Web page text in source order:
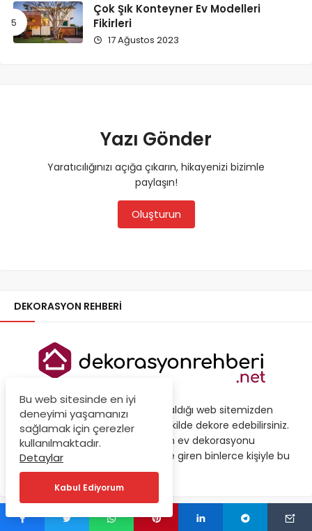
Çok Şık Konteyner Ev Modelleri
Fikirleri
17 Ağustos 2023
Yazı Gönder
Yaratıcılığınızı açığa çıkarın, hikayenizi bizimle
paylaşın!
Oluşturun
DEKORASYON REHBERI
Çeşitli Dekorasyon fikirlerinin yer aldığı web sitemizden
ilham alarak evlerinizi en güzel şekilde dekore edebilirsiniz.
Sizler de bize iletişim bölümünden ev dekorasyonu
fikirlerinizi gönderebilir ve sitemize giren binlerce kişiyle bu
fikirlerinizi paylaşabilirsiniz.
Bu web sitesinde en iyi
deneyimi yaşamanızı
sağlamak için çerezler
kullanılmaktadır.
Detaylar
Kabul Ediyorum